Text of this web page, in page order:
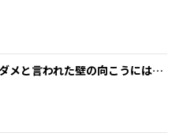
メと言われた壁の向こうには…